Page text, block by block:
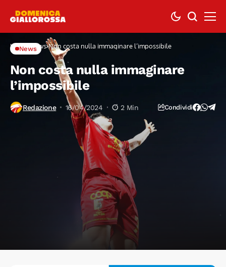
Home News Non costa nulla immaginare l’impossibile
News
Non costa nulla immaginare
l’impossibile
Redazione 16/04/2024 2 Min Condividi